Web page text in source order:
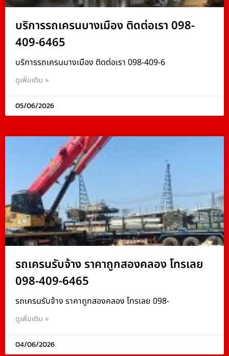
บริการรถเครนบางเมือง ติดต่อเรา 098-
409-6465
บริการรถเครนบางเมือง ติดต่อเรา 098-409-6
ดูเพิ่มเติม »
05/06/2026
รถเครนรับจ้าง ราคาถูกสองคลอง โทรเลย
098-409-6465
รถเครนรับจ้าง ราคาถูกสองคลอง โทรเลย 098-
ดูเพิ่มเติม »
04/06/2026